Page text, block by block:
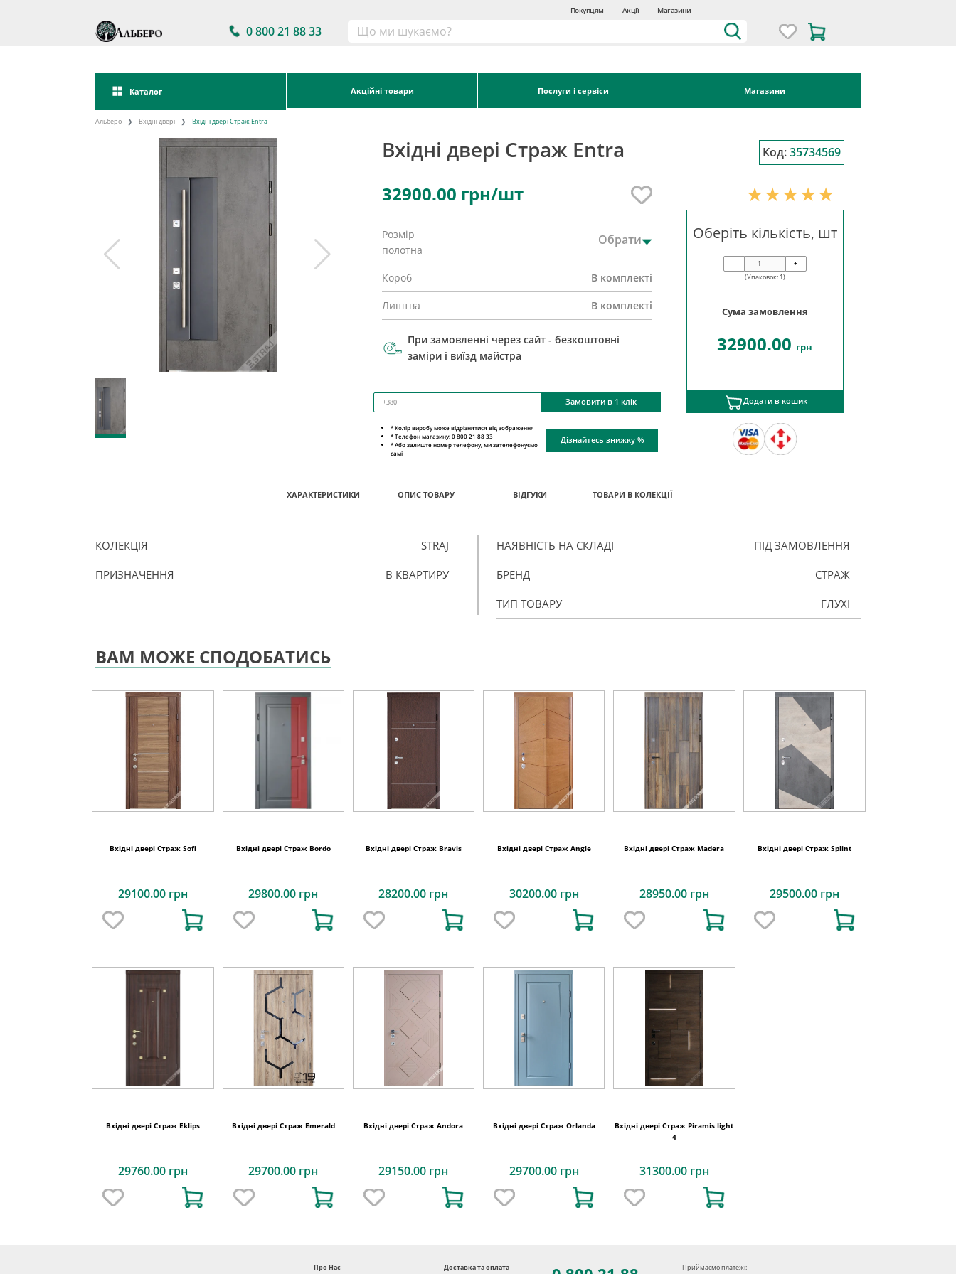
Покупцям Акції Магазини
0 800 21 88 33
Каталог Акційні товари Послуги і сервіси Магазини
Альберо Вхідні двері Вхідні двері Страж Entra
Вхідні двері Страж Entra Код: 35734569
32900.00 грн/шт
Розмір
полотна
Обрати
Короб В комплекті
Лиштва В комплекті
При замовленні через сайт - безкоштовні
заміри і виїзд майстра
Замовити в 1 клік
Оберіть кількість, шт
-
+
(Упаковок: 1)
Сума замовлення
32900.00 грн
Додати в кошик
* Колір виробу може відрізнятися від зображення
* Телефон магазину: 0 800 21 88 33
* Або залиште номер телефону, ми зателефонуємо
самі
Дізнайтесь знижку %
ХАРАКТЕРИСТИКИ ОПИС ТОВАРУ ВІДГУКИ ТОВАРИ В КОЛЕКЦІЇ
КОЛЕКЦІЯ STRAJ
ПРИЗНАЧЕННЯ В КВАРТИРУ
НАЯВНІСТЬ НА СКЛАДІ ПІД ЗАМОВЛЕННЯ
БРЕНД СТРАЖ
ТИП ТОВАРУ ГЛУХІ
ВАМ МОЖЕ СПОДОБАТИСЬ
Вхідні двері Страж Sofi
29100.00 грн
Вхідні двері Страж Bordo
29800.00 грн
Вхідні двері Страж Bravis
28200.00 грн
Вхідні двері Страж Angle
30200.00 грн
Вхідні двері Страж Madera
28950.00 грн
Вхідні двері Страж Splint
29500.00 грн
Вхідні двері Страж Eklips
29760.00 грн
Вхідні двері Страж Emerald
29700.00 грн
Вхідні двері Страж Andora
29150.00 грн
Вхідні двері Страж Orlanda
29700.00 грн
Вхідні двері Страж Piramis light
4
31300.00 грн
Про Нас
Доставка та оплата
Приймаємо платежі: